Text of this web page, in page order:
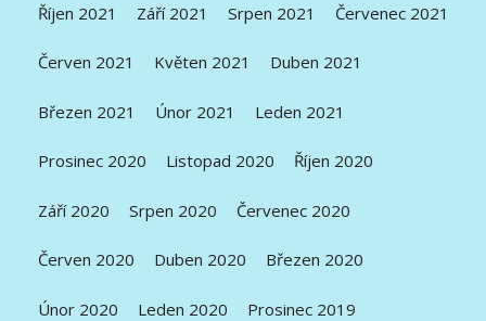
Říjen 2021 Září 2021 Srpen 2021 Červenec 2021
Červen 2021 Květen 2021 Duben 2021
Březen 2021 Únor 2021 Leden 2021
Prosinec 2020 Listopad 2020 Říjen 2020
Září 2020 Srpen 2020 Červenec 2020
Červen 2020 Duben 2020 Březen 2020
Únor 2020 Leden 2020 Prosinec 2019